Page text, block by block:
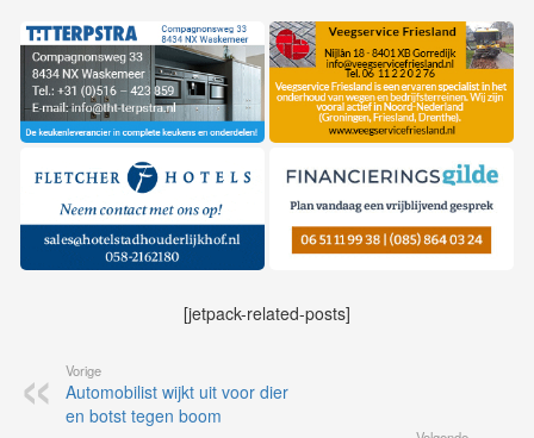
[jetpack-related-posts]
Vorige
Automobilist wijkt uit voor dier
en botst tegen boom